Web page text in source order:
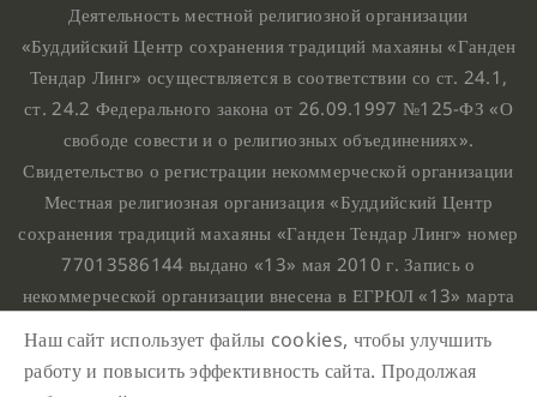
Деятельность местной религиозной организации
«Буддийский Центр сохранения традиций махаяны «Ганден
Тендар Линг» осуществляется в соответствии со ст. 24.1,
ст. 24.2 Федерального закона от 26.09.1997 №125-ФЗ «О
свободе совести и о религиозных объединениях».
Свидетельство о регистрации некоммерческой организации
Местная религиозная организация «Буддийский Центр
сохранения традиций махаяны «Ганден Тендар Линг» номер
77013586144 выдано «13» мая 2010 г. Запись о
некоммерческой организации внесена в ЕГРЮЛ «13» марта
номером 1107799015708.
Ганден Тендар Линг © 2020 Все права защищены
Наш сайт использует файлы cookies, чтобы улучшить
работу и повысить эффективность сайта. Продолжая